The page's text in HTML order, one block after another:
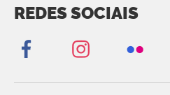
REDES SOCIAIS